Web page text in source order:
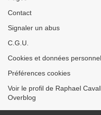
Contact
Signaler un abus
C.G.U.
Cookies et données
Préférences cookies
Voir le profil de Raphael
Overblog